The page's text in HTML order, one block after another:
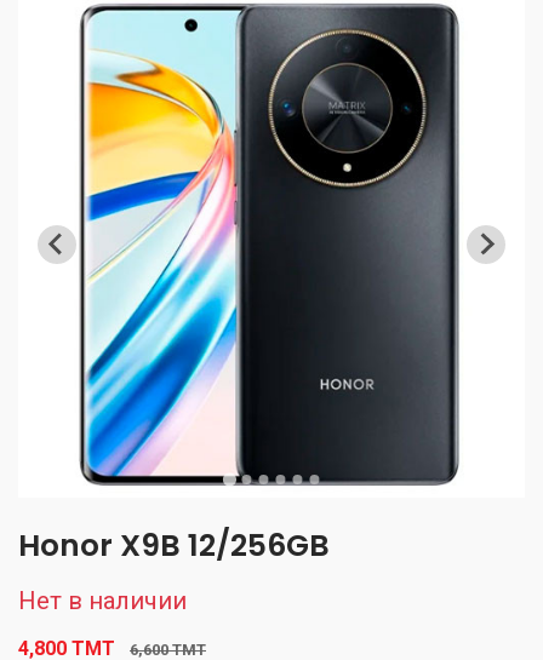
Honor X9B 12/256GB
Нет в наличии
4,800 TMT 6,600 TMT